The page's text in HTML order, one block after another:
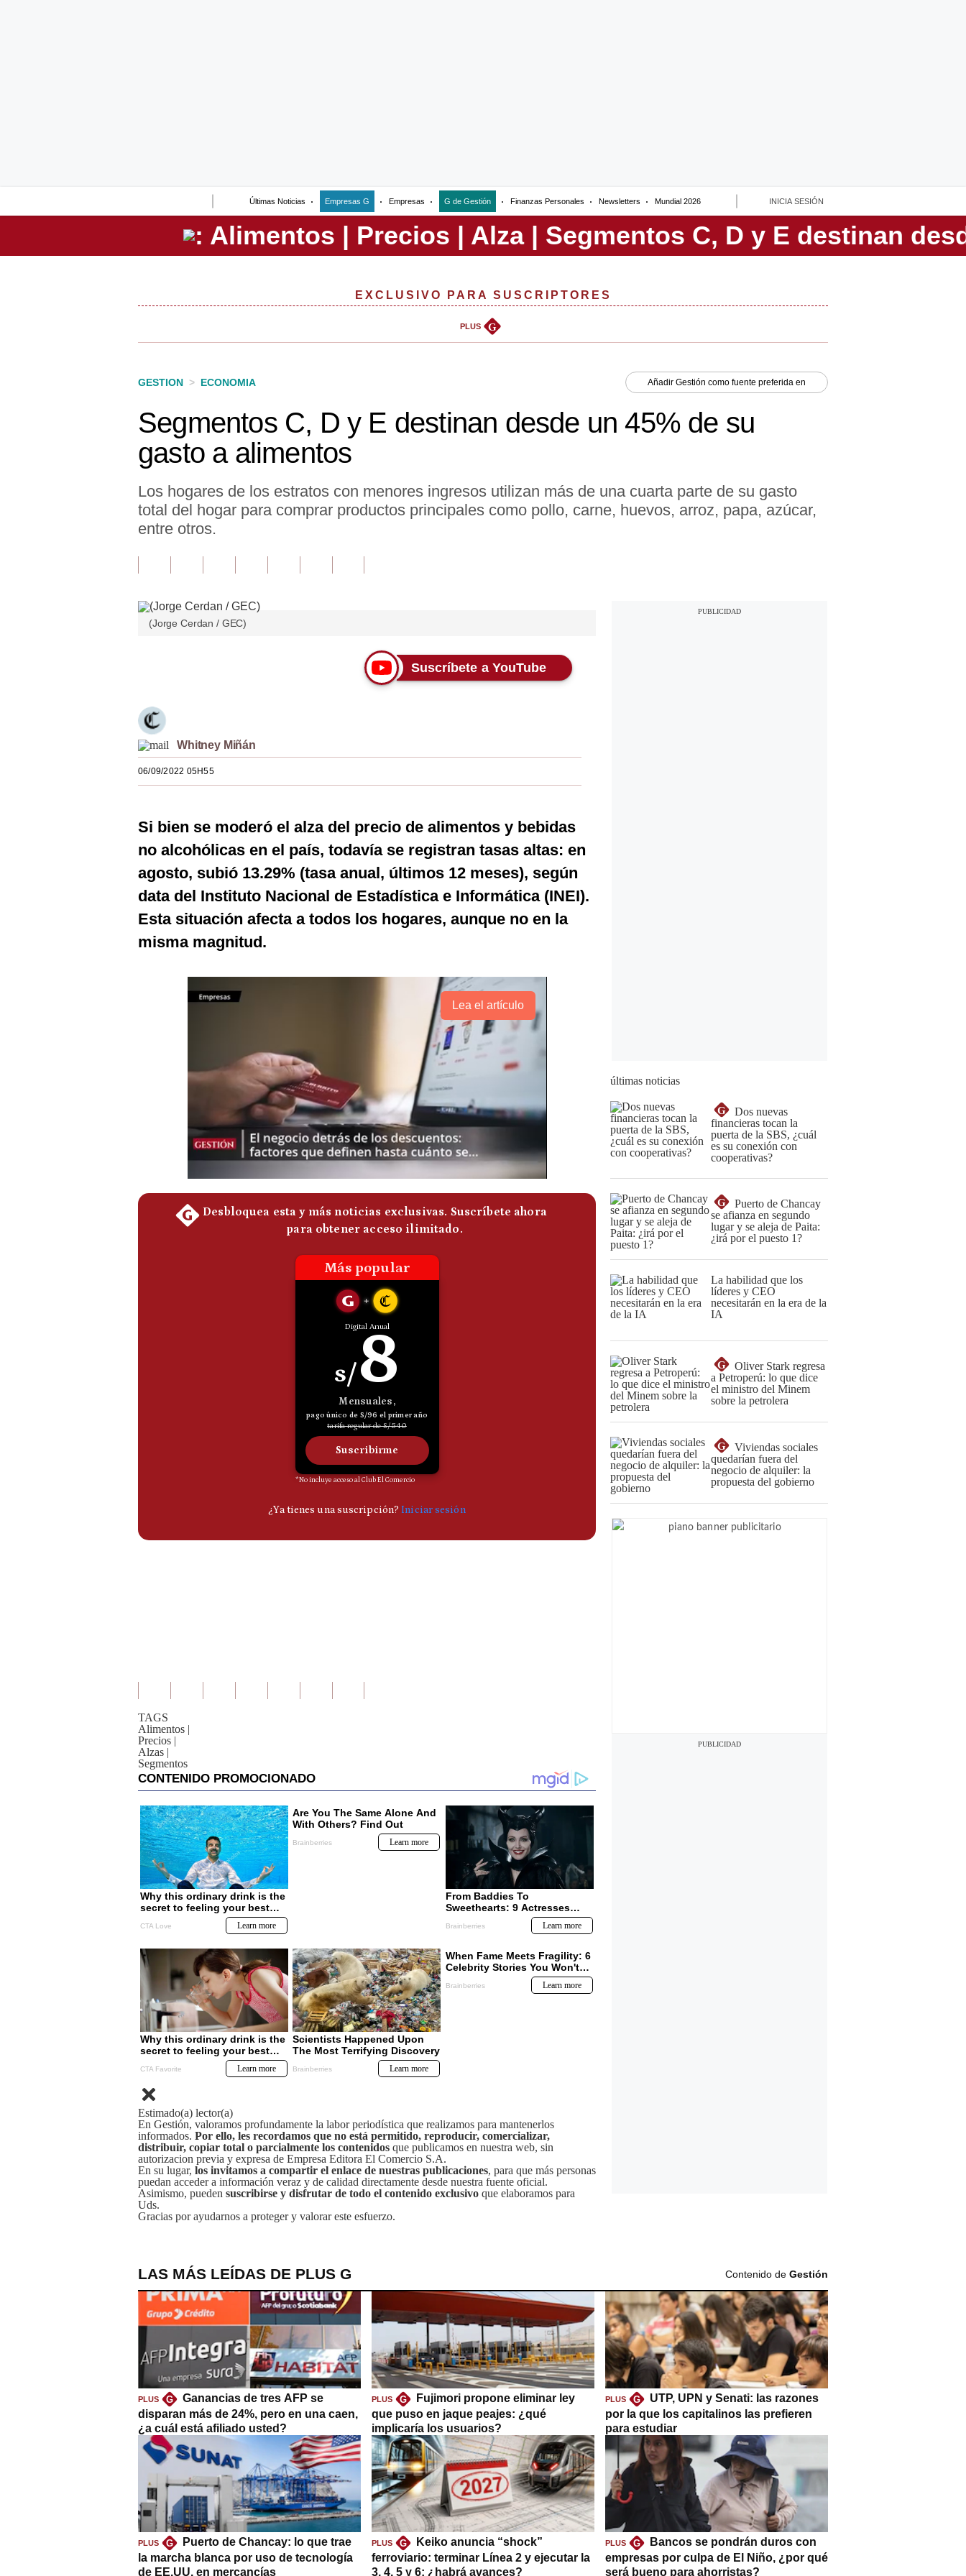
Últimas Noticias Empresas G Empresas G de Gestión Finanzas Personales Newsletters Mundial 2026 INICIA SESIÓN
Perú
EXCLUSIVO PARA SUSCRIPTORES
PLUS G
GESTION > ECONOMIA Añadir Gestión como fuente preferida en
Segmentos C, D y E destinan desde un 45% de su
gasto a alimentos
Los hogares de los estratos con menores ingresos utilizan más de una cuarta parte de su gasto
total del hogar para comprar productos principales como pollo, carne, huevos, arroz, papa, azúcar,
entre otros.
(Jorge Cerdan / GEC)
Suscríbete a YouTube
Whitney Miñán
06/09/2022 05H55
Si bien se moderó el alza del precio de alimentos y bebidas
no alcohólicas en el país, todavía se registran tasas altas: en
agosto, subió 13.29% (tasa anual, últimos 12 meses), según
data del Instituto Nacional de Estadística e Informática (INEI).
Esta situación afecta a todos los hogares, aunque no en la
misma magnitud.
Lea el artículo
TAGS
Alimentos |
Precios |
Alzas |
Segmentos
Estimado(a) lector(a)
En Gestión, valoramos profundamente la labor periodística que realizamos para mantenerlos
informados. Por ello, les recordamos que no está permitido, reproducir, comercializar,
distribuir, copiar total o parcialmente los contenidos que publicamos en nuestra web, sin
autorizacion previa y expresa de Empresa Editora El Comercio S.A.
En su lugar, los invitamos a compartir el enlace de nuestras publicaciones, para que más personas
puedan acceder a información veraz y de calidad directamente desde nuestra fuente oficial.
Asimismo, pueden suscribirse y disfrutar de todo el contenido exclusivo que elaboramos para
Uds.
Gracias por ayudarnos a proteger y valorar este esfuerzo.
últimas noticias
G
Dos nuevas
financieras tocan la
puerta de la SBS, ¿cuál
es su conexión con
cooperativas?
G
Puerto de Chancay
se afianza en segundo
lugar y se aleja de Paita:
¿irá por el puesto 1?
La habilidad que los
líderes y CEO
necesitarán en la era de la
IA
G
Oliver Stark regresa
a Petroperú: lo que dice
el ministro del Minem
sobre la petrolera
G
Viviendas sociales
quedarían fuera del
negocio de alquiler: la
propuesta del gobierno
LAS MÁS LEÍDAS DE PLUS G Contenido de Gestión
PLUS G
Ganancias de tres AFP se
disparan más de 24%, pero en una caen,
¿a cuál está afiliado usted?
PLUS G
Fujimori propone eliminar ley
que puso en jaque peajes: ¿qué
implicaría los usuarios?
PLUS G
UTP, UPN y Senati: las razones
por la que los capitalinos las prefieren
para estudiar
PLUS G
Puerto de Chancay: lo que trae
la marcha blanca por uso de tecnología
de EE.UU. en mercancías
PLUS G
Keiko anuncia “shock”
ferroviario: terminar Línea 2 y ejecutar la
3, 4, 5 y 6; ¿habrá avances?
PLUS G
Bancos se pondrán duros con
empresas por culpa de El Niño, ¿por qué
será bueno para ahorristas?